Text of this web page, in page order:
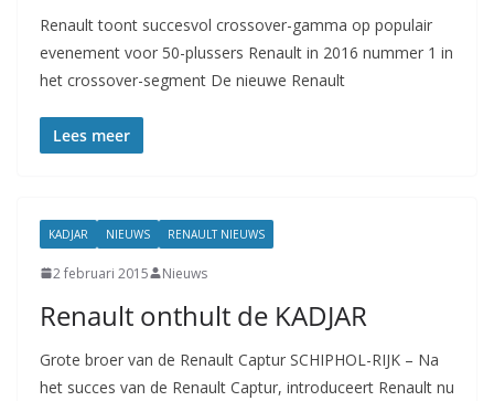
Renault toont succesvol crossover-gamma op populair
evenement voor 50-plussers Renault in 2016 nummer 1 in
het crossover-segment De nieuwe Renault
Lees meer
KADJAR NIEUWS RENAULT NIEUWS
2 februari 2015 Nieuws
Renault onthult de KADJAR
Grote broer van de Renault Captur SCHIPHOL-RIJK – Na
het succes van de Renault Captur, introduceert Renault nu